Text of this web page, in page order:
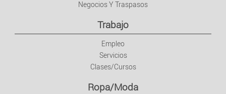
Negocios Y Traspasos
Trabajo
Empleo
Servicios
Clases/Cursos
Ropa/Moda